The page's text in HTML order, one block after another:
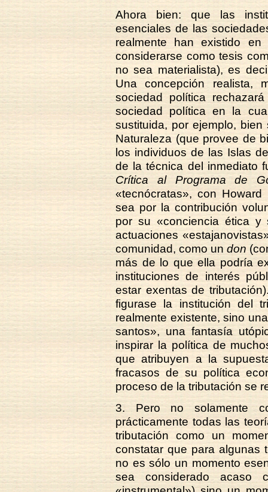
Ahora bien: que las
esenciales de las
realmente han existido
considerarse como tesis
no sea materialista), es
Una concepción realista,
sociedad política
sociedad política en la
sustituida, por ejemplo,
Naturaleza (que provee de
los individuos de las Islas
de la técnica del inmediato
Crítica al Programa de
«tecnócratas», con
sea por la contribución
por su «conciencia ética y
actuaciones
comunidad, como undon
más de lo que ella podría
instituciones de interés
estar exentas de
figurase la institución del
realmente existente, sino
santos», una fantasía
inspirar la política de
que atribuyen a la
fracasos de su política
proceso de la tributación se
3. Pero no solamente
prácticamente todas las
tributación como un
constatar que para algunas
no es sólo un momento
sea considerado acaso